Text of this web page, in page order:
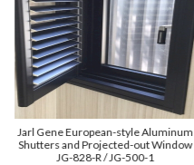
Jarl Gene European-style Aluminum
Shutters and Projected-out Window
JG-828-R / JG-500-1